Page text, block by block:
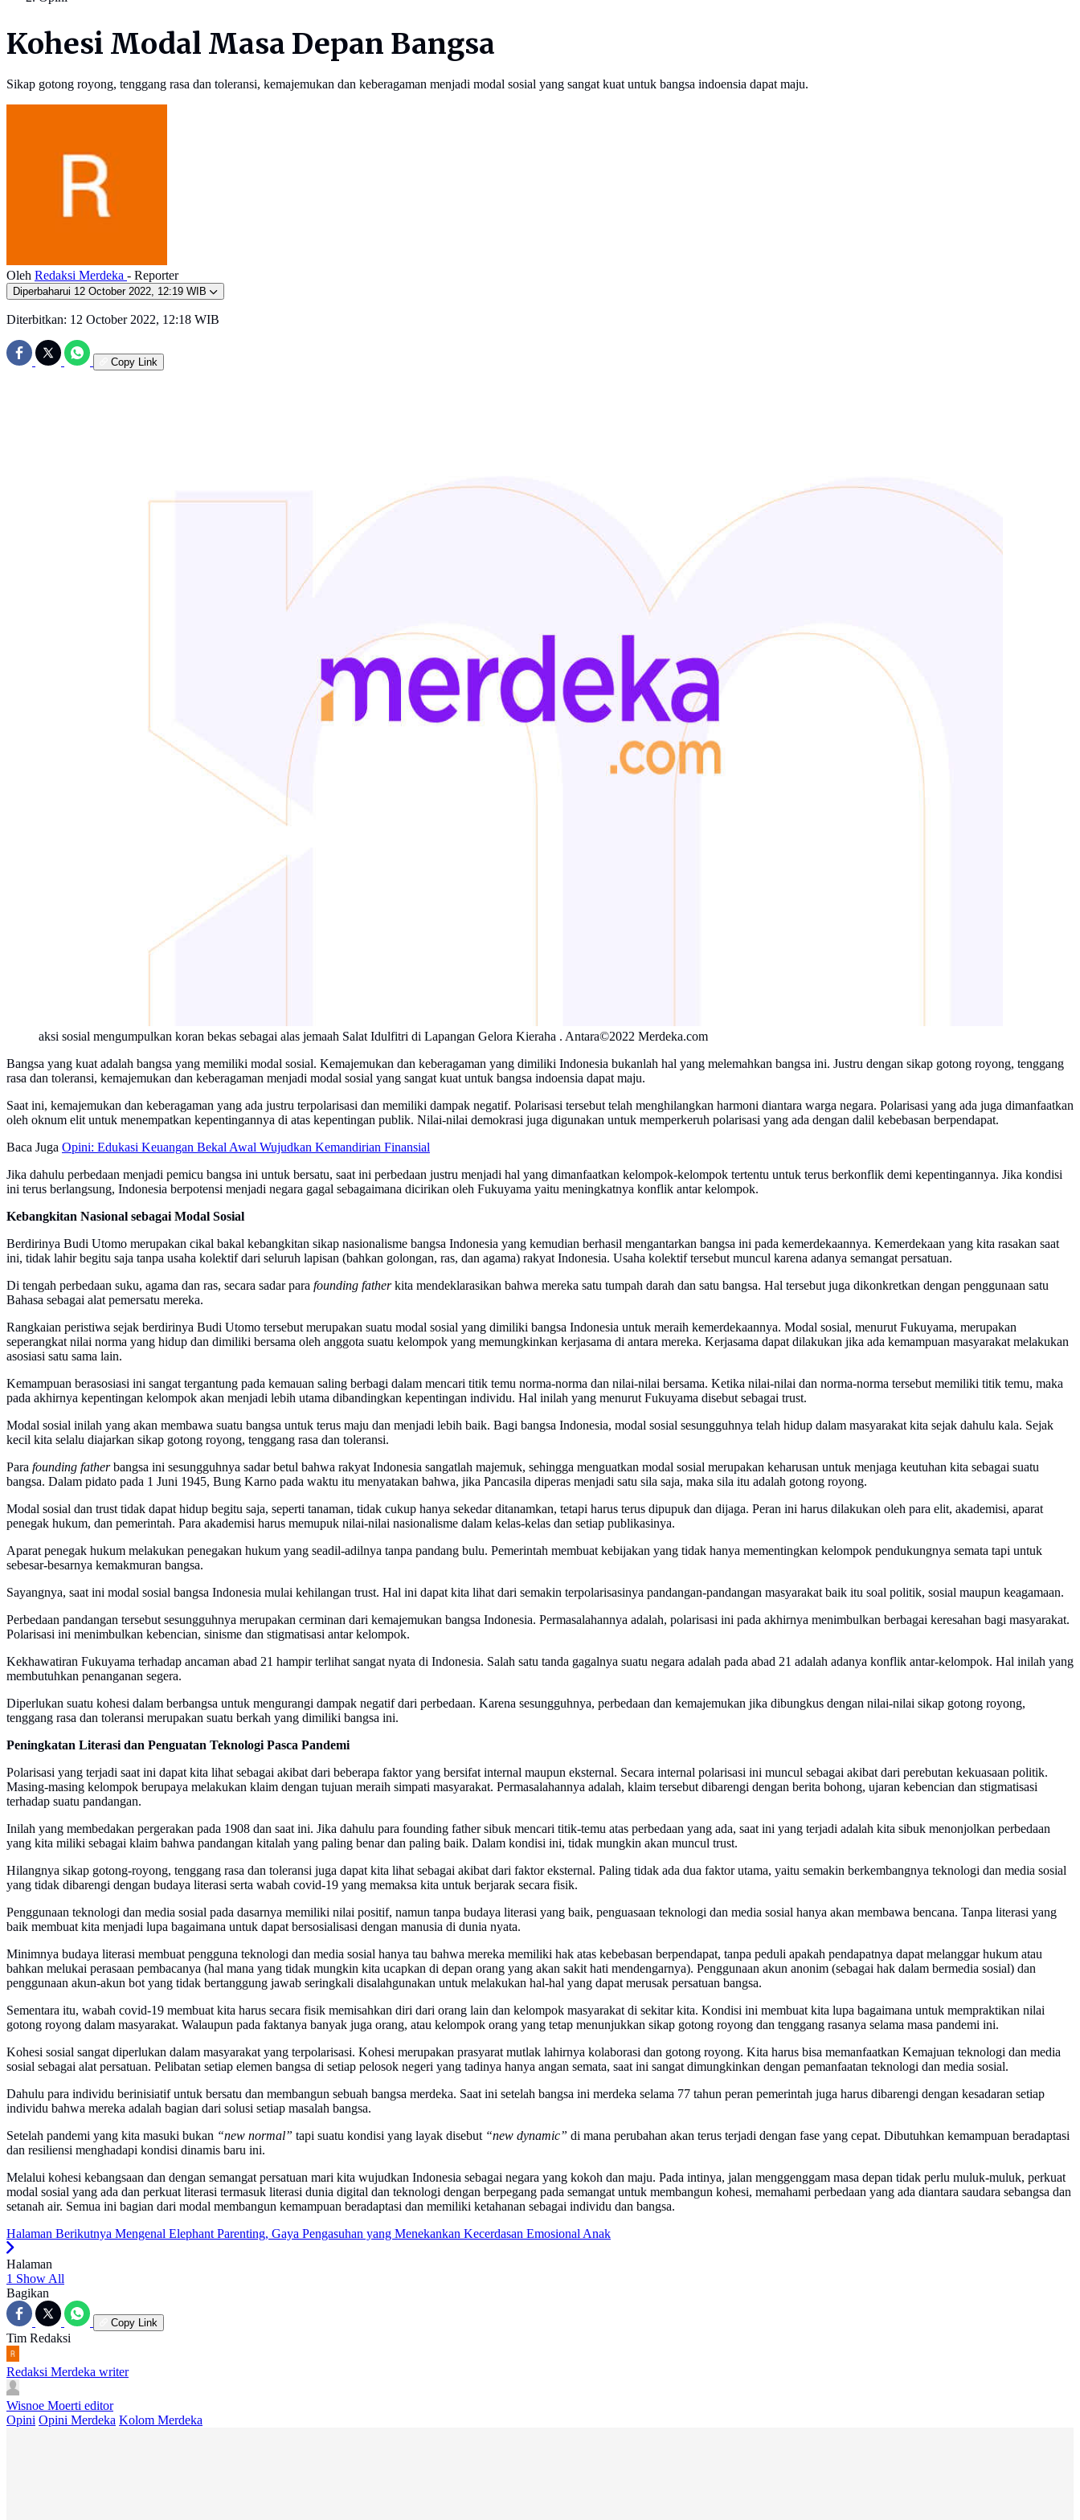
Kohesi Modal Masa Depan Bangsa
Sikap gotong royong, tenggang rasa dan toleransi, kemajemukan dan keberagaman menjadi modal sosial yang sangat kuat untuk bangsa indoensia dapat maju.
Oleh Redaksi Merdeka - Reporter
Diperbaharui 12 October 2022, 12:19 WIB
Diterbitkan: 12 October 2022, 12:18 WIB
Copy Link
aksi sosial mengumpulkan koran bekas sebagai alas jemaah Salat Idulfitri di Lapangan Gelora Kieraha . Antara©2022 Merdeka.com
Bangsa yang kuat adalah bangsa yang memiliki modal sosial. Kemajemukan dan keberagaman yang dimiliki Indonesia bukanlah hal yang melemahkan bangsa ini. Justru dengan sikap gotong royong, tenggang
rasa dan toleransi, kemajemukan dan keberagaman menjadi modal sosial yang sangat kuat untuk bangsa indoensia dapat maju.
Saat ini, kemajemukan dan keberagaman yang ada justru terpolarisasi dan memiliki dampak negatif. Polarisasi tersebut telah menghilangkan harmoni diantara warga negara. Polarisasi yang ada juga dimanfaatkan
oleh oknum elit untuk menempatkan kepentingannya di atas kepentingan publik. Nilai-nilai demokrasi juga digunakan untuk memperkeruh polarisasi yang ada dengan dalil kebebasan berpendapat.
Baca Juga Opini: Edukasi Keuangan Bekal Awal Wujudkan Kemandirian Finansial
Jika dahulu perbedaan menjadi pemicu bangsa ini untuk bersatu, saat ini perbedaan justru menjadi hal yang dimanfaatkan kelompok-kelompok tertentu untuk terus berkonflik demi kepentingannya. Jika kondisi
ini terus berlangsung, Indonesia berpotensi menjadi negara gagal sebagaimana dicirikan oleh Fukuyama yaitu meningkatnya konflik antar kelompok.
Kebangkitan Nasional sebagai Modal Sosial
Berdirinya Budi Utomo merupakan cikal bakal kebangkitan sikap nasionalisme bangsa Indonesia yang kemudian berhasil mengantarkan bangsa ini pada kemerdekaannya. Kemerdekaan yang kita rasakan saat
ini, tidak lahir begitu saja tanpa usaha kolektif dari seluruh lapisan (bahkan golongan, ras, dan agama) rakyat Indonesia. Usaha kolektif tersebut muncul karena adanya semangat persatuan.
Di tengah perbedaan suku, agama dan ras, secara sadar para founding fatherkita mendeklarasikan bahwa mereka satu tumpah darah dan satu bangsa. Hal tersebut juga dikonkretkan dengan penggunaan satu
Bahasa sebagai alat pemersatu mereka.
Rangkaian peristiwa sejak berdirinya Budi Utomo tersebut merupakan suatu modal sosial yang dimiliki bangsa Indonesia untuk meraih kemerdekaannya. Modal sosial, menurut Fukuyama, merupakan
seperangkat nilai norma yang hidup dan dimiliki bersama oleh anggota suatu kelompok yang memungkinkan kerjasama di antara mereka. Kerjasama dapat dilakukan jika ada kemampuan masyarakat melakukan
asosiasi satu sama lain.
Kemampuan berasosiasi ini sangat tergantung pada kemauan saling berbagi dalam mencari titik temu norma-norma dan nilai-nilai bersama. Ketika nilai-nilai dan norma-norma tersebut memiliki titik temu, maka
pada akhirnya kepentingan kelompok akan menjadi lebih utama dibandingkan kepentingan individu. Hal inilah yang menurut Fukuyama disebut sebagai trust.
Modal sosial inilah yang akan membawa suatu bangsa untuk terus maju dan menjadi lebih baik. Bagi bangsa Indonesia, modal sosial sesungguhnya telah hidup dalam masyarakat kita sejak dahulu kala. Sejak
kecil kita selalu diajarkan sikap gotong royong, tenggang rasa dan toleransi.
Para founding fatherbangsa ini sesungguhnya sadar betul bahwa rakyat Indonesia sangatlah majemuk, sehingga menguatkan modal sosial merupakan keharusan untuk menjaga keutuhan kita sebagai suatu
bangsa. Dalam pidato pada 1 Juni 1945, Bung Karno pada waktu itu menyatakan bahwa, jika Pancasila diperas menjadi satu sila saja, maka sila itu adalah gotong royong.
Modal sosial dan trust tidak dapat hidup begitu saja, seperti tanaman, tidak cukup hanya sekedar ditanamkan, tetapi harus terus dipupuk dan dijaga. Peran ini harus dilakukan oleh para elit, akademisi, aparat
penegak hukum, dan pemerintah. Para akademisi harus memupuk nilai-nilai nasionalisme dalam kelas-kelas dan setiap publikasinya.
Aparat penegak hukum melakukan penegakan hukum yang seadil-adilnya tanpa pandang bulu. Pemerintah membuat kebijakan yang tidak hanya mementingkan kelompok pendukungnya semata tapi untuk
sebesar-besarnya kemakmuran bangsa.
Sayangnya, saat ini modal sosial bangsa Indonesia mulai kehilangan trust. Hal ini dapat kita lihat dari semakin terpolarisasinya pandangan-pandangan masyarakat baik itu soal politik, sosial maupun keagamaan.
Perbedaan pandangan tersebut sesungguhnya merupakan cerminan dari kemajemukan bangsa Indonesia. Permasalahannya adalah, polarisasi ini pada akhirnya menimbulkan berbagai keresahan bagi masyarakat.
Polarisasi ini menimbulkan kebencian, sinisme dan stigmatisasi antar kelompok.
Kekhawatiran Fukuyama terhadap ancaman abad 21 hampir terlihat sangat nyata di Indonesia. Salah satu tanda gagalnya suatu negara adalah pada abad 21 adalah adanya konflik antar-kelompok. Hal inilah yang
membutuhkan penanganan segera.
Diperlukan suatu kohesi dalam berbangsa untuk mengurangi dampak negatif dari perbedaan. Karena sesungguhnya, perbedaan dan kemajemukan jika dibungkus dengan nilai-nilai sikap gotong royong,
tenggang rasa dan toleransi merupakan suatu berkah yang dimiliki bangsa ini.
Peningkatan Literasi dan Penguatan Teknologi Pasca Pandemi
Polarisasi yang terjadi saat ini dapat kita lihat sebagai akibat dari beberapa faktor yang bersifat internal maupun eksternal. Secara internal polarisasi ini muncul sebagai akibat dari perebutan kekuasaan politik.
Masing-masing kelompok berupaya melakukan klaim dengan tujuan meraih simpati masyarakat. Permasalahannya adalah, klaim tersebut dibarengi dengan berita bohong, ujaran kebencian dan stigmatisasi
terhadap suatu pandangan.
Inilah yang membedakan pergerakan pada 1908 dan saat ini. Jika dahulu para founding father sibuk mencari titik-temu atas perbedaan yang ada, saat ini yang terjadi adalah kita sibuk menonjolkan perbedaan
yang kita miliki sebagai klaim bahwa pandangan kitalah yang paling benar dan paling baik. Dalam kondisi ini, tidak mungkin akan muncul trust.
Hilangnya sikap gotong-royong, tenggang rasa dan toleransi juga dapat kita lihat sebagai akibat dari faktor eksternal. Paling tidak ada dua faktor utama, yaitu semakin berkembangnya teknologi dan media sosial
yang tidak dibarengi dengan budaya literasi serta wabah covid-19 yang memaksa kita untuk berjarak secara fisik.
Penggunaan teknologi dan media sosial pada dasarnya memiliki nilai positif, namun tanpa budaya literasi yang baik, penguasaan teknologi dan media sosial hanya akan membawa bencana. Tanpa literasi yang
baik membuat kita menjadi lupa bagaimana untuk dapat bersosialisasi dengan manusia di dunia nyata.
Minimnya budaya literasi membuat pengguna teknologi dan media sosial hanya tau bahwa mereka memiliki hak atas kebebasan berpendapat, tanpa peduli apakah pendapatnya dapat melanggar hukum atau
bahkan melukai perasaan pembacanya (hal mana yang tidak mungkin kita ucapkan di depan orang yang akan sakit hati mendengarnya). Penggunaan akun anonim (sebagai hak dalam bermedia sosial) dan
penggunaan akun-akun bot yang tidak bertanggung jawab seringkali disalahgunakan untuk melakukan hal-hal yang dapat merusak persatuan bangsa.
Sementara itu, wabah covid-19 membuat kita harus secara fisik memisahkan diri dari orang lain dan kelompok masyarakat di sekitar kita. Kondisi ini membuat kita lupa bagaimana untuk mempraktikan nilai
gotong royong dalam masyarakat. Walaupun pada faktanya banyak juga orang, atau kelompok orang yang tetap menunjukkan sikap gotong royong dan tenggang rasanya selama masa pandemi ini.
Kohesi sosial sangat diperlukan dalam masyarakat yang terpolarisasi. Kohesi merupakan prasyarat mutlak lahirnya kolaborasi dan gotong royong. Kita harus bisa memanfaatkan Kemajuan teknologi dan media
sosial sebagai alat persatuan. Pelibatan setiap elemen bangsa di setiap pelosok negeri yang tadinya hanya angan semata, saat ini sangat dimungkinkan dengan pemanfaatan teknologi dan media sosial.
Dahulu para individu berinisiatif untuk bersatu dan membangun sebuah bangsa merdeka. Saat ini setelah bangsa ini merdeka selama 77 tahun peran pemerintah juga harus dibarengi dengan kesadaran setiap
individu bahwa mereka adalah bagian dari solusi setiap masalah bangsa.
Setelah pandemi yang kita masuki bukan “new normal” tapi suatu kondisi yang layak disebut “new dynamic” di mana perubahan akan terus terjadi dengan fase yang cepat. Dibutuhkan kemampuan beradaptasi
dan resiliensi menghadapi kondisi dinamis baru ini.
Melalui kohesi kebangsaan dan dengan semangat persatuan mari kita wujudkan Indonesia sebagai negara yang kokoh dan maju. Pada intinya, jalan menggenggam masa depan tidak perlu muluk-muluk, perkuat
modal sosial yang ada dan perkuat literasi termasuk literasi dunia digital dan teknologi dengan berpegang pada semangat untuk membangun kohesi, memahami perbedaan yang ada diantara saudara sebangsa dan
setanah air. Semua ini bagian dari modal membangun kemampuan beradaptasi dan memiliki ketahanan sebagai individu dan bangsa.
Halaman Berikutnya Mengenal Elephant Parenting, Gaya Pengasuhan yang Menekankan Kecerdasan Emosional Anak
Halaman
1 Show All
Bagikan
Copy Link
Tim Redaksi
Redaksi Merdeka writer
Wisnoe Moerti editor
Opini Opini Merdeka Kolom Merdeka